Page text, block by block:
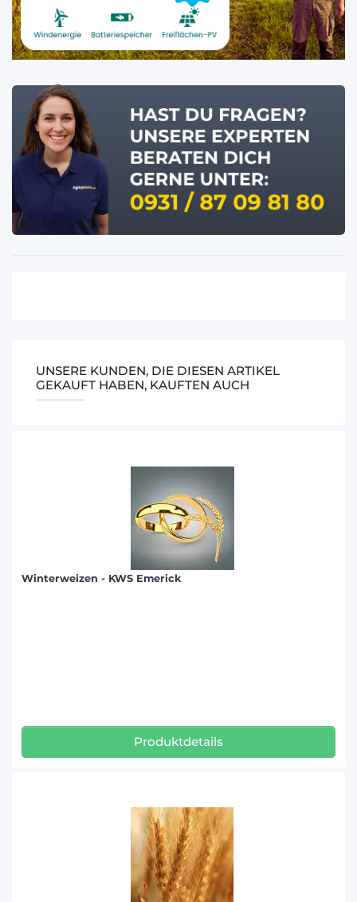
UNSERE KUNDEN, DIE DIESEN ARTIKEL
GEKAUFT HABEN, KAUFTEN AUCH
Winterweizen - KWS Emerick
Produktdetails